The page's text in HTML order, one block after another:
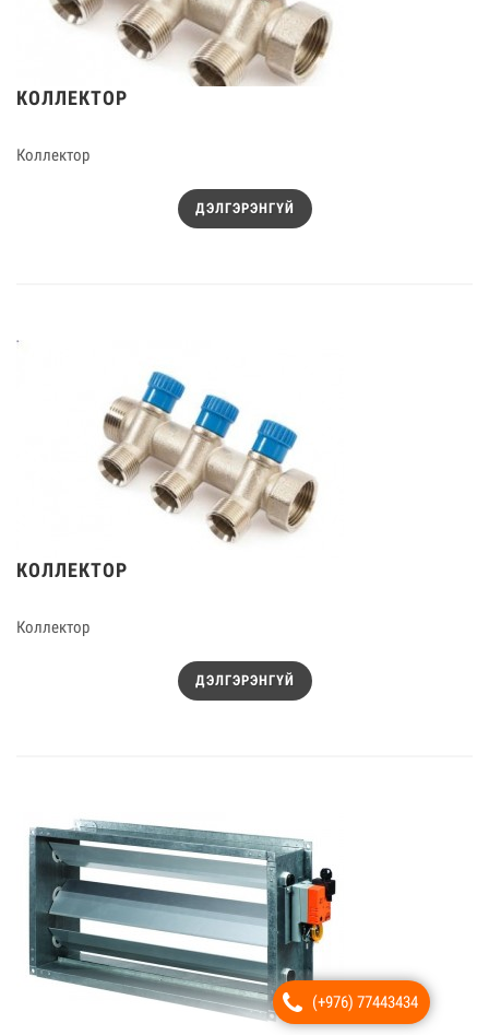
КОЛЛЕКТОР
Коллектор
ДЭЛГЭРЭНГҮЙ
КОЛЛЕКТОР
Коллектор
ДЭЛГЭРЭНГҮЙ
(+976) 77443434